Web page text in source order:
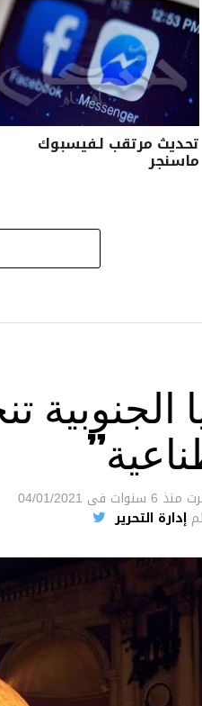
تحديث مرتقب لـفيسبوك
ماسنجر
منذ 6 سنوات فى 04/01/2021
إدارة التحرير